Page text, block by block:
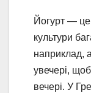
Йогурт — це
культури
наприклад,
увечері,
вечері. У